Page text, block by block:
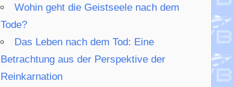
Wohin geht die Geistseele nach dem
Tode?
Das Leben nach dem Tod: Eine
Betrachtung aus der Perspektive der
Reinkarnation